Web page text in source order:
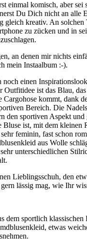
einmal komisch, aber sei
Du Dich nicht an alle
gleich kreativ. An solchen
zu zücken und in
an denen mir nichts
mein Instaalbum :-).
einen
Outfitidee ist das Blau,
kommt, dank
Bereich. Die
den sportiven Aspekt und
ist, mit dem kleinen
feminin, fast schon
aus Wolle
unterschiedlichen
Lieblingsschuh, den
lässig mag, wie Ihr
dem sportlich klassischen
etwas